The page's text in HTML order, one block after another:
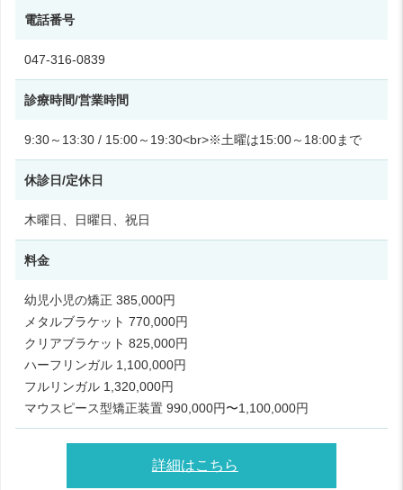
電話番号
047-316-0839
診療時間/営業時間
9:30～13:30 / 15:00～19:30<br>※土曜は15:00～18:00まで
休診日/定休日
木曜日、日曜日、祝日
料金
幼児小児の矯正 385,000円
メタルブラケット 770,000円
クリアブラケット 825,000円
ハーフリンガル 1,100,000円
フルリンガル 1,320,000円
マウスピース型矯正装置 990,000円〜1,100,000円
詳細はこちら